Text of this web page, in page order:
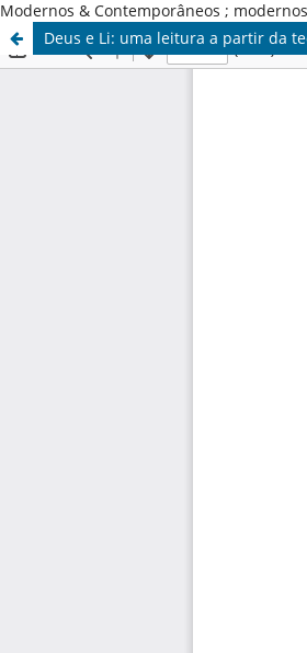
Modernos & Contemporâneos ;
Deus e Li: uma leitura a partir da